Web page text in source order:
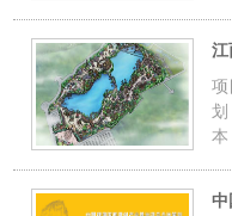
江
项
划
本
中